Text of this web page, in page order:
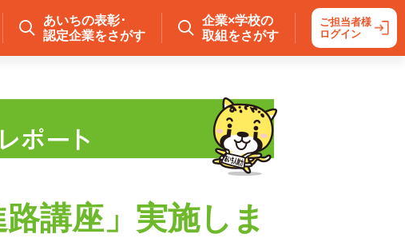
あいちの表彰･
認定企業をさがす
企業×学校の
取組をさがす
ご担当者様
ログイン
路講座」実施しま